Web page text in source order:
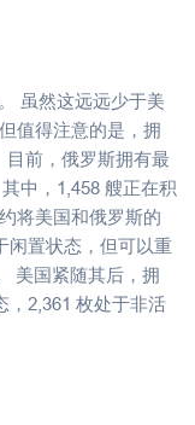
虽然这远远少于美
值得注意的是，拥
目前，俄罗斯拥有最
中，1,458 艘正在积
将美国和俄罗斯的
闲置状态，但可以重
美国紧随其后，拥
，2,361 枚处于非活